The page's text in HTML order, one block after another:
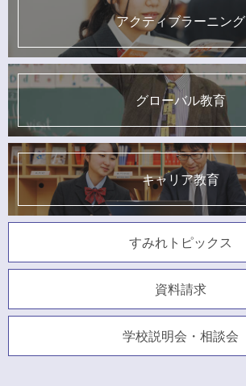
アクティブラーニング
グローバル教育
キャリア教育
すみれトピックス
資料請求
学校説明会・相談会